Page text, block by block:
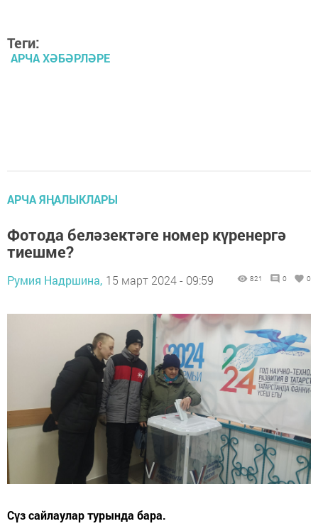
Теги:
АРЧА ХӘБӘРЛӘРЕ
АРЧА ЯҢАЛЫКЛАРЫ
Фотода беләзектәге номер күренергә
тиешме?
Румия Надршина, 15 март 2024 - 09:59 821 0 0
Сүз сайлаулар турында бара.